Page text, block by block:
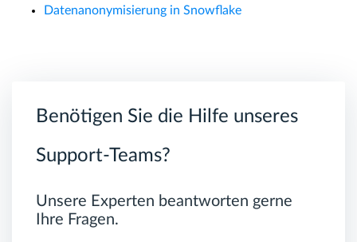
Datenanonymisierung in Snowflake
Benötigen Sie die Hilfe unseres
Support-Teams?
Unsere Experten beantworten gerne
Ihre Fragen.